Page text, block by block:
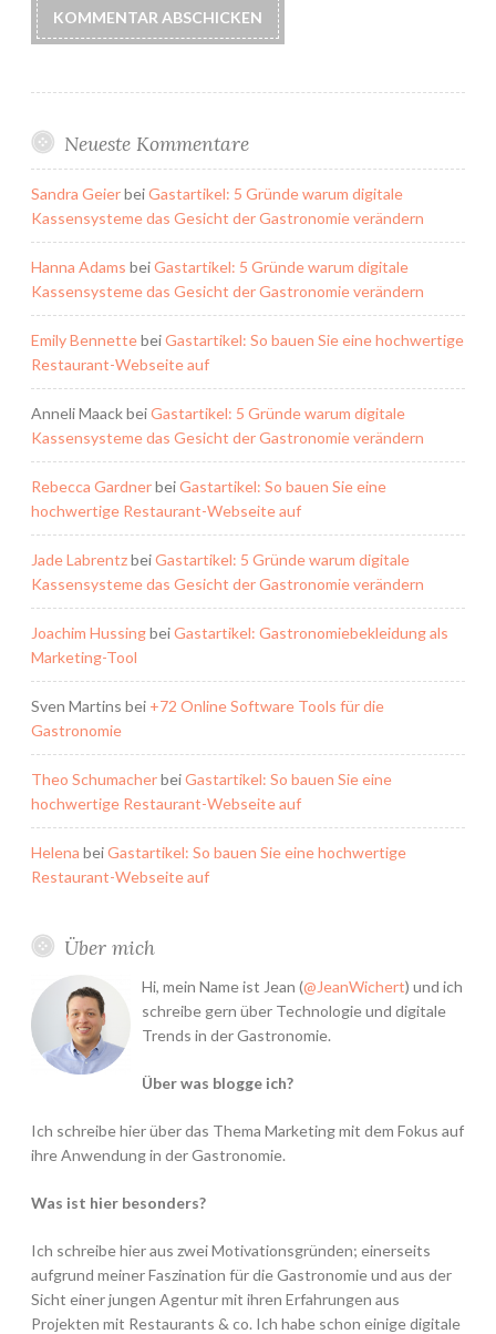
Neueste Kommentare
Sandra GeierbeiGastartikel: 5 Gründe warum digitale
Kassensysteme das Gesicht der Gastronomie verändern
Hanna Adams beiGastartikel: 5 Gründe warum digitale
Kassensysteme das Gesicht der Gastronomie verändern
Emily BennettebeiGastartikel: So bauen Sie eine hochwertige
Restaurant-Webseite auf
Anneli MaackbeiGastartikel: 5 Gründe warum digitale
Kassensysteme das Gesicht der Gastronomie verändern
Rebecca GardnerbeiGastartikel: So bauen Sie eine
hochwertige Restaurant-Webseite auf
Jade LabrentzbeiGastartikel: 5 Gründe warum digitale
Kassensysteme das Gesicht der Gastronomie verändern
Joachim HussingbeiGastartikel: Gastronomiebekleidung als
Marketing-Tool
Sven Martins bei +72 Online Software Tools für die
Gastronomie
Theo SchumacherbeiGastartikel: So bauen Sie eine
hochwertige Restaurant-Webseite auf
Helena beiGastartikel: So bauen Sie eine hochwertige
Restaurant-Webseite auf
Über mich
Hi, mein Name ist Jean (@JeanWichert) und ich
schreibe gern über Technologie und digitale
Trends in der Gastronomie.
Über was blogge ich?
Ich schreibe hier über das Thema Marketing mit dem Fokus auf
ihre Anwendung in der Gastronomie.
Was ist hier besonders?
Ich schreibe hier aus zwei Motivationsgründen; einerseits
aufgrund meiner Faszination für die Gastronomie und aus der
Sicht einer jungen Agentur mit ihren Erfahrungen aus
Projekten mit Restaurants & co. Ich habe schon einige digitale